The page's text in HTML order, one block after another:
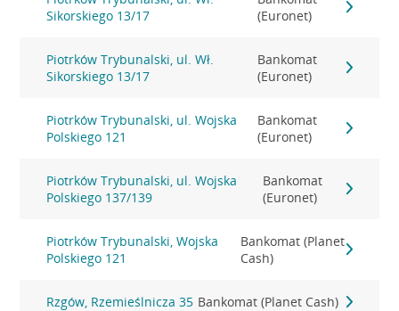
Sikorskiego 13/17
(Euronet)
Piotrków Trybunalski, ul. Wł.
Sikorskiego 13/17
Bankomat
(Euronet)
Piotrków Trybunalski, ul. Wojska
Polskiego 121
Bankomat
(Euronet)
Piotrków Trybunalski, ul. Wojska
Polskiego 137/139
Bankomat
(Euronet)
Piotrków Trybunalski, Wojska
Polskiego 121
Bankomat (Planet
Cash)
Rzgów, Rzemieślnicza 35 Bankomat (Planet Cash)